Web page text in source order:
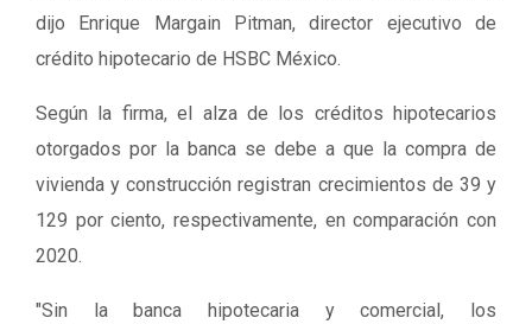
dijo Enrique Margain Pitman, director ejecutivo de
crédito hipotecario de HSBC México.
Según la firma, el alza de los créditos hipotecarios
otorgados por la banca se debe a que la compra de
vivienda y construcción registran crecimientos de 39 y
129 por ciento, respectivamente, en comparación con
2020.
"Sin la banca hipotecaria y comercial, los